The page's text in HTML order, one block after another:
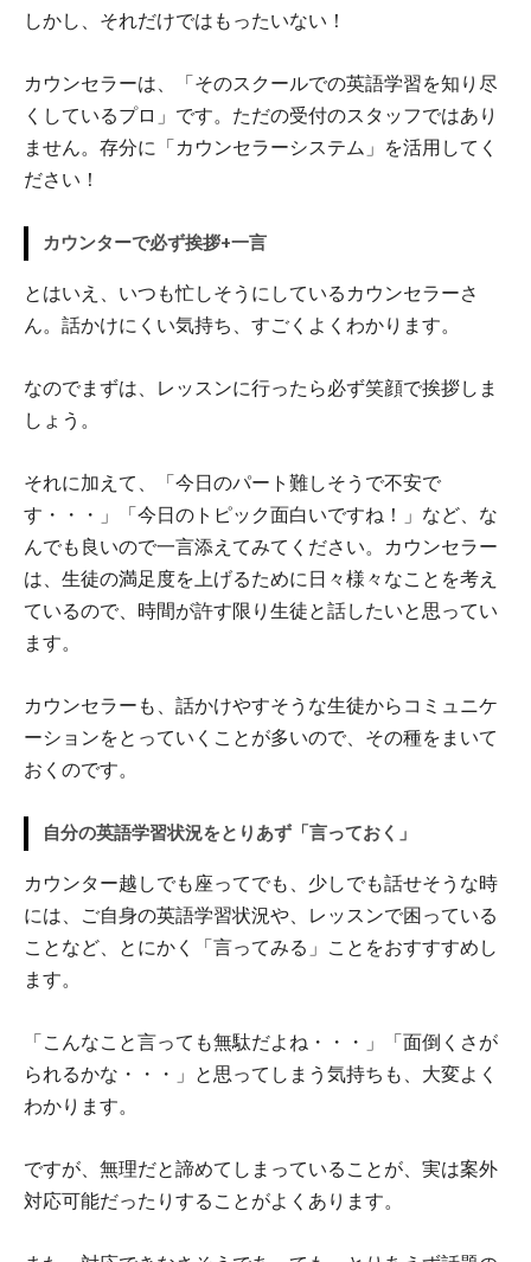
しかし、それだけではもったいない！
カウンセラーは、「そのスクールでの英語学習を知り尽
くしているプロ」です。ただの受付のスタッフではあり
ません。存分に「カウンセラーシステム」を活用してく
ださい！
カウンターで必ず挨拶+一言
とはいえ、いつも忙しそうにしているカウンセラーさ
ん。話かけにくい気持ち、すごくよくわかります。
なのでまずは、レッスンに行ったら必ず笑顔で挨拶しま
しょう。
それに加えて、「今日のパート難しそうで不安で
す・・・」「今日のトピック面白いですね！」など、な
んでも良いので一言添えてみてください。カウンセラー
は、生徒の満足度を上げるために日々様々なことを考え
ているので、時間が許す限り生徒と話したいと思ってい
ます。
カウンセラーも、話かけやすそうな生徒からコミュニケ
ーションをとっていくことが多いので、その種をまいて
おくのです。
自分の英語学習状況をとりあず「言っておく」
カウンター越しでも座ってでも、少しでも話せそうな時
には、ご自身の英語学習状況や、レッスンで困っている
ことなど、とにかく「言ってみる」ことをおすすすめし
ます。
「こんなこと言っても無駄だよね・・・」「面倒くさが
られるかな・・・」と思ってしまう気持ちも、大変よく
わかります。
ですが、無理だと諦めてしまっていることが、実は案外
対応可能だったりすることがよくあります。